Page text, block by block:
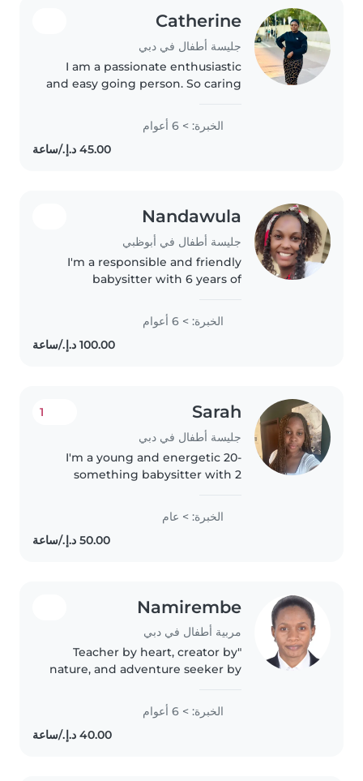
Catherine
جليسة أطفال في دبي
I am a passionate enthusiastic
and easy going person. So caring
love helping them in creative
activities, doing their homework,
الخبرة: > 6 أعوام
Nandawula
جليسة أطفال في أبوظبي
I'm a responsible and friendly
babysitter with 6 years of
toddlers, and preschoolers. I'm
first aid certified and
comfortable assisting with
الخبرة: > 6 أعوام
Sarah
جليسة أطفال في دبي
1
I'm a young and energetic 20-
something babysitter with 2
gradeschoolers. I'm comfortable
with pets, cooking, and helping
الخبرة: > عام
Namirembe
مربية أطفال في دبي
"Teacher by heart, creator by
nature, and adventure seeker by
minds with fun activities to
chasing new opportunities in
Dubai and beyond, I believe..
الخبرة: > 6 أعوام